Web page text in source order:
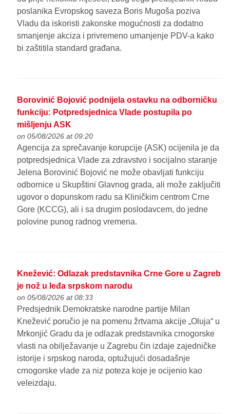
poslanika Evropskog saveza Boris Mugoša poziva
Vladu da iskoristi zakonske mogućnosti za dodatno
smanjenje akciza i privremeno umanjenje PDV-a kako
bi zaštitila standard građana.
Borovinić Bojović podnijela ostavku na odborničku
funkciju: Potpredsjednica Vlade postupila po
mišljenju ASK
on 05/08/2026 at 09:20
Agencija za sprečavanje korupcije (ASK) ocijenila je da
potpredsjednica Vlade za zdravstvo i socijalno staranje
Jelena Borovinić Bojović ne može obavljati funkciju
odbornice u Skupštini Glavnog grada, ali može zaključiti
ugovor o dopunskom radu sa Kliničkim centrom Crne
Gore (KCCG), ali i sa drugim poslodavcem, do jedne
polovine punog radnog vremena.
Knežević: Odlazak predstavnika Crne Gore u Zagreb
je nož u leđa srpskom narodu
on 05/08/2026 at 08:33
Predsjednik Demokratske narodne partije Milan
Knežević poručio je na pomenu žrtvama akcije „Oluja“ u
Mrkonjić Gradu da je odlazak predstavnika crnogorske
vlasti na obilježavanje u Zagrebu čin izdaje zajedničke
istorije i srpskog naroda, optužujući dosadašnje
crnogorske vlade za niz poteza koje je ocijenio kao
veleizdaju.